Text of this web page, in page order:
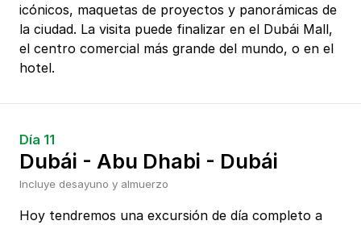
icónicos, maquetas de proyectos y panorámicas de
la ciudad. La visita puede finalizar en el Dubái Mall,
el centro comercial más grande del mundo, o en el
hotel.
Día 11
Dubái - Abu Dhabi - Dubái
Incluye desayuno y almuerzo
Hoy tendremos una excursión de día completo a